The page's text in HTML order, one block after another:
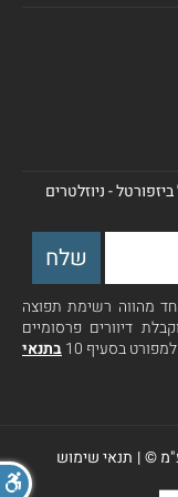
- ניוזלטרים
מהווה רשימת תפוצה
דיוורים פרסומיים
בסעיף 10
בתנאי
©
| תנאי שימוש